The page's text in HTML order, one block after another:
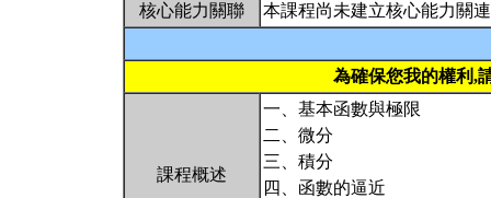
核心能力關聯
本課程尚未建立核心能力關連
為確保您我的權利,
課程概述
一、基本函數與極限
二、微分
三、積分
四、函數的逼近